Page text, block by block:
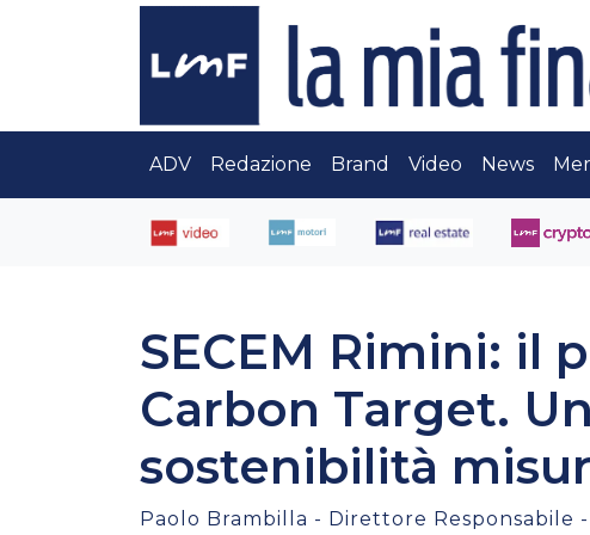
ADV Redazione Brand Video News
SECEM Rimini: il
Carbon Target.
sostenibilità
Paolo Brambilla - Direttore Responsabile